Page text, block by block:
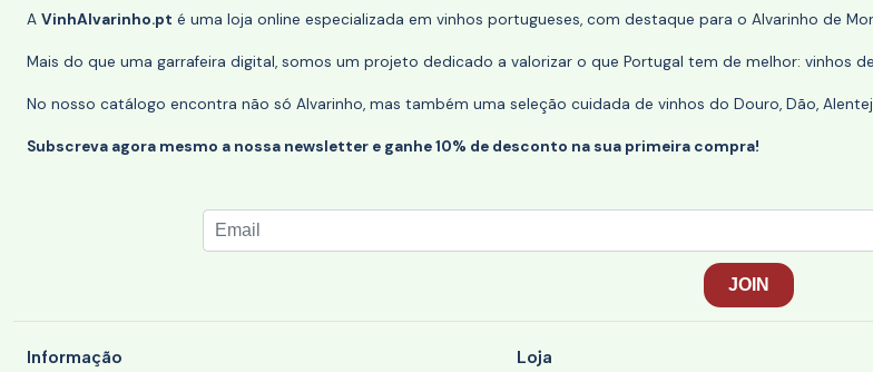
A VinhAlvarinho.pt é uma loja online especializada em vinhos portugueses, com destaque para o Alvarinho de
Mais do que uma garrafeira digital, somos um projeto dedicado a valorizar o que Portugal tem de melhor: vinhos
No nosso catálogo encontra não só Alvarinho, mas também uma seleção cuidada de vinhos do Douro, Dão,
Subscreva agora mesmo a nossa newsletter e ganhe 10% de desconto na sua primeira compra!
Informação Loja